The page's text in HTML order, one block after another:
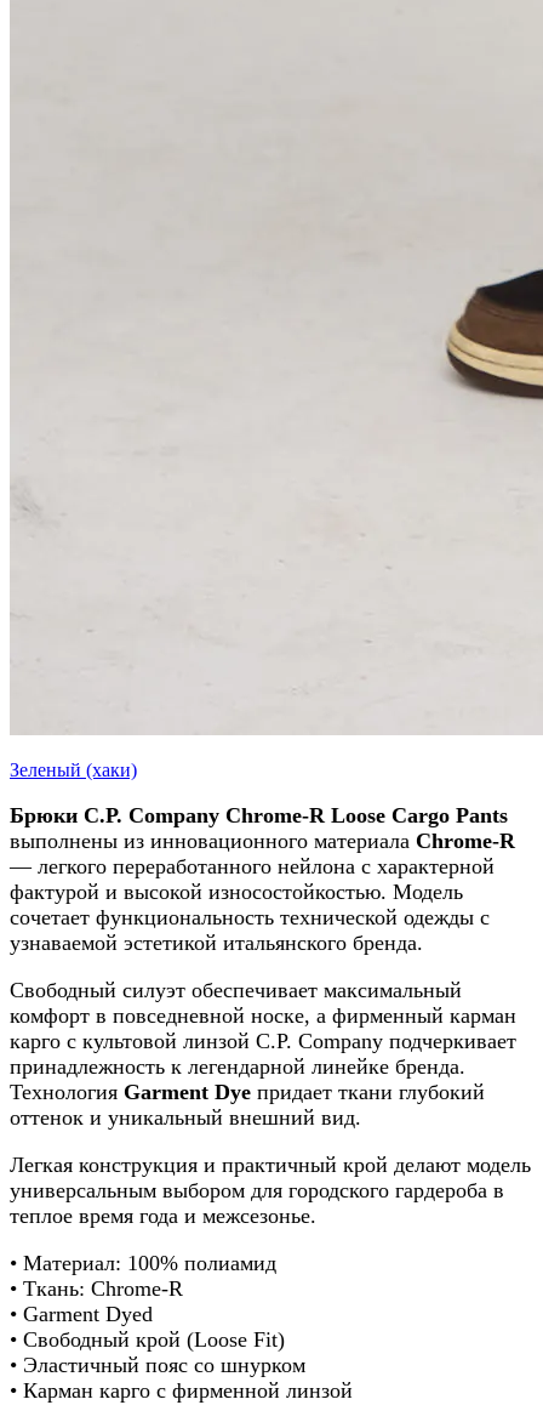
Зеленый (хаки)
Брюки C.P. Company Chrome-R Loose Cargo Pants
выполнены из инновационного материала Chrome-R
— легкого переработанного нейлона с характерной
фактурой и высокой износостойкостью. Модель
сочетает функциональность технической одежды с
узнаваемой эстетикой итальянского бренда.
Свободный силуэт обеспечивает максимальный
комфорт в повседневной носке, а фирменный карман
карго с культовой линзой C.P. Company подчеркивает
принадлежность к легендарной линейке бренда.
Технология Garment Dye придает ткани глубокий
оттенок и уникальный внешний вид.
Легкая конструкция и практичный крой делают модель
универсальным выбором для городского гардероба в
теплое время года и межсезонье.
• Материал: 100% полиамид
• Ткань: Chrome-R
• Garment Dyed
• Свободный крой (Loose Fit)
• Эластичный пояс со шнурком
• Карман карго с фирменной линзой